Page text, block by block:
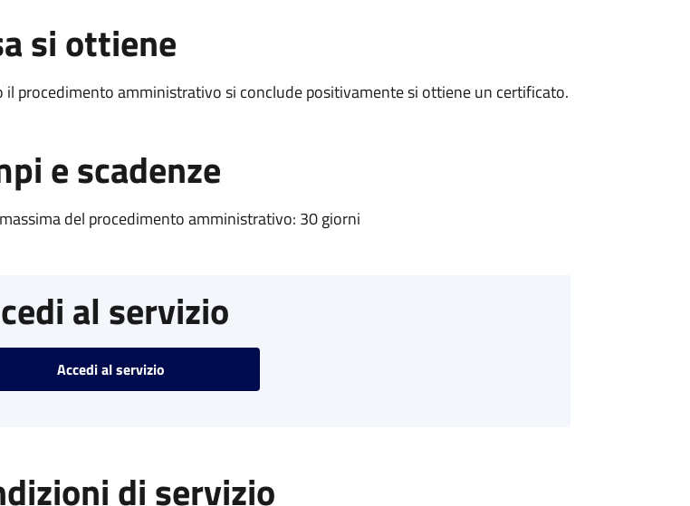
si ottiene
il procedimento amministrativo si conclude positivamente si ottiene un certificato.
e scadenze
del procedimento amministrativo: 30 giorni
al servizio
Accedi al servizio
di servizio